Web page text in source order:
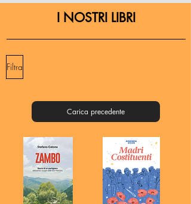
I NOSTRI LIBRI
Filtra
Carica precedente